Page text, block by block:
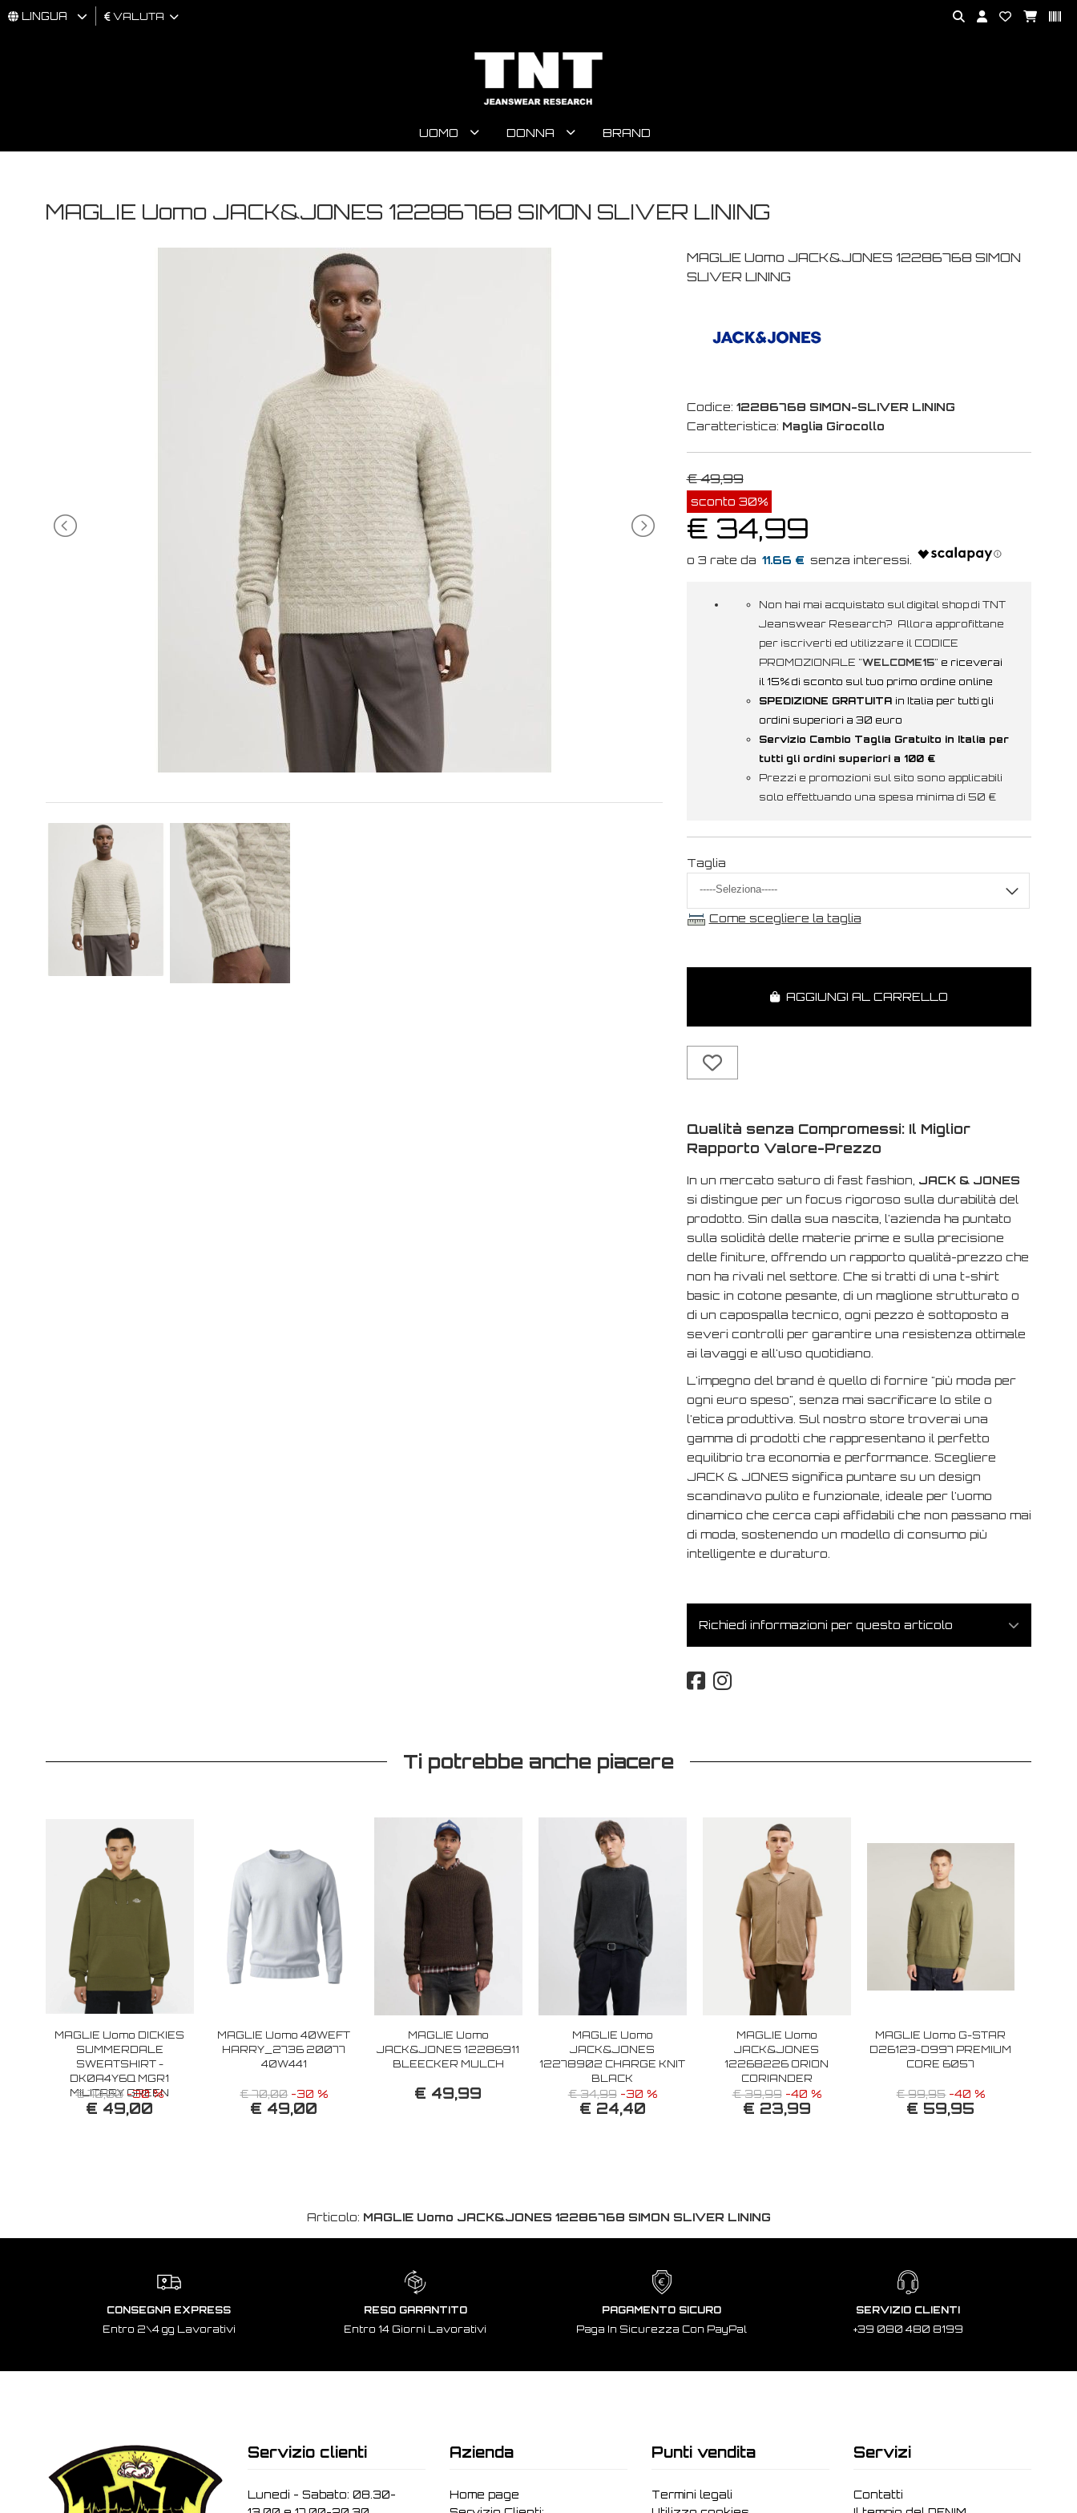
LINGUA VALUTA
UOMO DONNA BRAND
MAGLIE Uomo JACK&JONES 12286768 SIMON SLIVER LINING
MAGLIE Uomo JACK&JONES 12286768 SIMON
SLIVER LINING
Codice: 12286768 SIMON-SLIVER LINING
Caratteristica: Maglia Girocollo
€ 49,99
sconto 30%
€ 34,99
11.66 €
Non hai mai acquistato sul digital shop di TNT
Jeanswear Research? Allora approfittane
per iscriverti ed utilizzare il CODICE
PROMOZIONALE "WELCOME15" e riceverai
il 15% di sconto sul tuo primo ordine online
SPEDIZIONE GRATUITA in Italia per tutti gli
ordini superiori a 30 euro
Servizio Cambio Taglia Gratuito in Italia per
tutti gli ordini superiori a 100 €
Prezzi e promozioni sul sito sono applicabili
solo effettuando una spesa minima di 50 €
Taglia
Come scegliere la taglia
AGGIUNGI AL CARRELLO
Qualità senza Compromessi: Il Miglior
Rapporto Valore-Prezzo
In un mercato saturo di fast fashion JACK & JONES
si distingue per un focus rigoroso sulla durabilità del
prodotto. Sin dalla sua nascita, l'azienda ha puntato
sulla solidità delle materie prime e sulla precisione
delle finiture, offrendo un rapporto qualità-prezzo che
non ha rivali nel settore. Che si tratti di una t-shirt
basic in cotone pesante, di un maglione strutturato o
di un capospalla tecnico, ogni pezzo è sottoposto a
severi controlli per garantire una resistenza ottimale
ai lavaggi e all'uso quotidiano.
L'impegno del brand è quello di fornire "più moda per
ogni euro speso", senza mai sacrificare lo stile o
l'etica produttiva. Sul nostro store troverai una
gamma di prodotti che rappresentano il perfetto
equilibrio tra economia e performance. Scegliere
JACK & JONES significa puntare su un design
scandinavo pulito e funzionale, ideale per l'uomo
dinamico che cerca capi affidabili che non passano mai
di moda, sostenendo un modello di consumo più
intelligente e duraturo.
Richiedi informazioni per questo articolo
Ti potrebbe anche piacere
MAGLIE Uomo DICKIES
SUMMERDALE
SWEATSHIRT -
DK0A4Y6Q MGR1
MILITARY GREEN
€ 70,00-30 %
€ 49,00
MAGLIE Uomo 40WEFT
HARRY_2736 20077
40W441
€ 70,00-30 %
€ 49,00
MAGLIE Uomo
JACK&JONES 12286911
BLEECKER MULCH
€ 49,99
MAGLIE Uomo
JACK&JONES
12278902 CHARGE KNIT
BLACK
€ 34,99-30 %
€ 24,40
MAGLIE Uomo
JACK&JONES
12268226 ORION
CORIANDER
€ 39,99-40 %
€ 23,99
MAGLIE Uomo G-STAR
D26123-D997 PREMIUM
CORE 6057
€ 99,95-40 %
€ 59,95
Articolo: MAGLIE Uomo JACK&JONES 12286768 SIMON SLIVER LINING
CONSEGNA EXPRESS
Entro 2\4 gg Lavorativi
RESO GARANTITO
Entro 14 Giorni Lavorativi
PAGAMENTO SICURO
Paga In Sicurezza Con PayPal
SERVIZIO CLIENTI
+39 080 480 8199
Servizio clienti
Lunedi - Sabato: 08.30-
Azienda
Home page
Punti vendita
Termini legali
Servizi
Contatti